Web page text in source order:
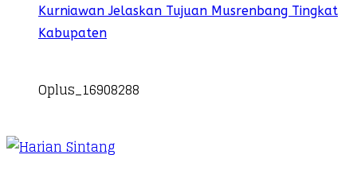
Kurniawan Jelaskan Tujuan Musrenbang Tingkat
Kabupaten
Oplus_16908288